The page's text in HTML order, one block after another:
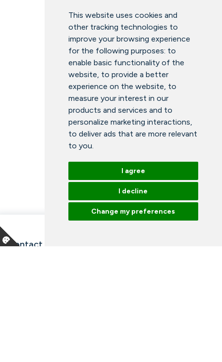
This website uses cookies and
other tracking technologies to
improve your browsing experience
for the following purposes: to
enable basic functionality of the
website, to provide a better
experience on the website, to
measure your interest in our
products and services and to
personalize marketing interactions,
to deliver ads that are more relevant
to you.
I agree
I decline
Change my preferences
Contact information and opening hours